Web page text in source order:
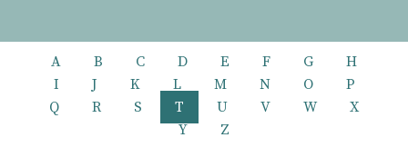
A B C D E F G
H
I
J K L M N O
P
Q
R S T U V W
X
Y
Z